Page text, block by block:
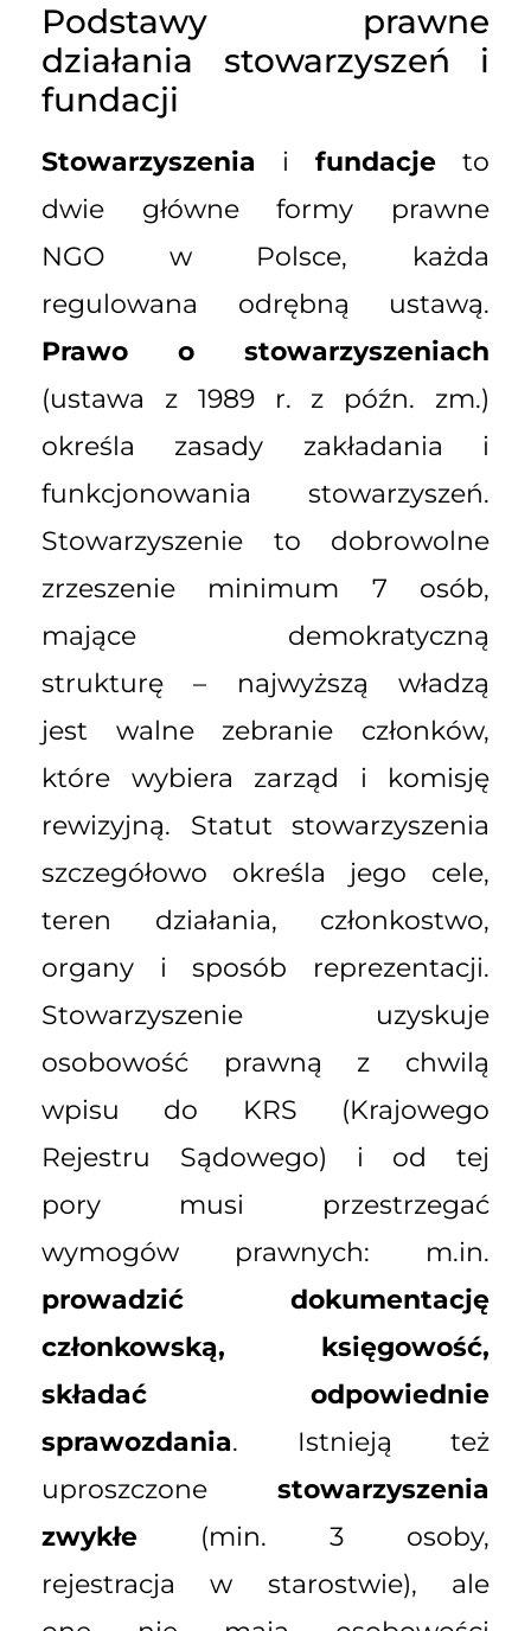
Podstawy prawne
działania stowarzyszeń i
fundacji
Stowarzyszenia i fundacje to
dwie główne formy prawne
NGO w Polsce, każda
regulowana odrębną ustawą.
Prawo o stowarzyszeniach
(ustawa z 1989 r. z późn. zm.)
określa zasady zakładania i
funkcjonowania stowarzyszeń.
Stowarzyszenie to dobrowolne
zrzeszenie minimum 7 osób,
mające demokratyczną
strukturę – najwyższą władzą
jest walne zebranie członków,
które wybiera zarząd i komisję
rewizyjną. Statut stowarzyszenia
szczegółowo określa jego cele,
teren działania, członkostwo,
organy i sposób reprezentacji.
Stowarzyszenie uzyskuje
osobowość prawną z chwilą
wpisu do KRS (Krajowego
Rejestru Sądowego) i od tej
pory musi przestrzegać
wymogów prawnych: m.in.
prowadzić dokumentację
członkowską, księgowość,
składać odpowiednie
sprawozdania. Istnieją też
uproszczone stowarzyszenia
zwykłe (min. 3 osoby,
rejestracja w starostwie), ale